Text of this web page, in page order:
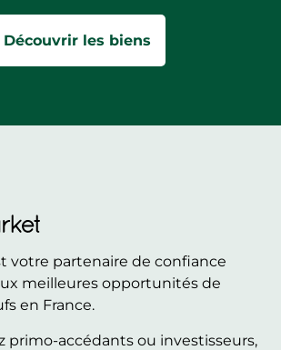
Découvrir les biens
votre partenaire de confiance
meilleures opportunités de
en France.
primo-accédants ou investisseurs,